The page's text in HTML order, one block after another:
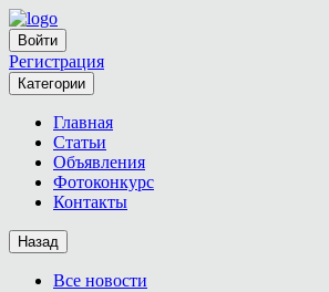
Войти
Регистрация
Категории
Главная
Статьи
Объявления
Фотоконкурс
Контакты
Назад
Все новости